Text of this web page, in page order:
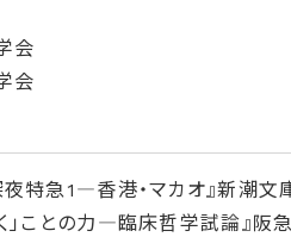
会
会
夜特急1―香港・マカオ』新潮文
」ことの力―臨床哲学試論』阪